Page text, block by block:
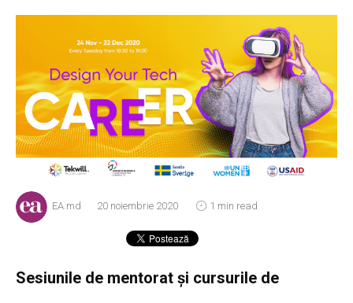
EA.md 20 noiembrie 2020 1 min read
Sesiunile de mentorat și cursurile de